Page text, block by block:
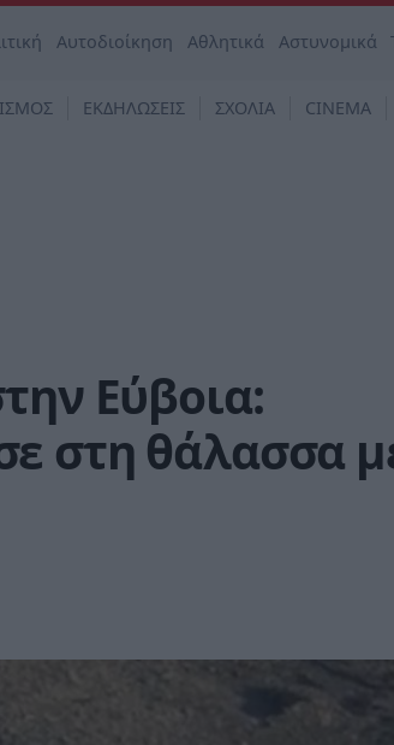
Αυτοδιοίκηση Αθλητικά Αστυνομικά
ΕΚΔΗΛΩΣΕΙΣ ΣΧΟΛΙΑ CINEMA
Εύβοια:
στη θάλασσα